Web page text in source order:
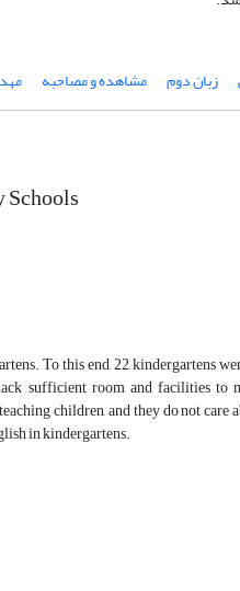
زبان دوم مشاهده و مصاحبه
To this end, 22 kindergartens
sufficient room and facilities to
children, and they do not care
in kindergartens.